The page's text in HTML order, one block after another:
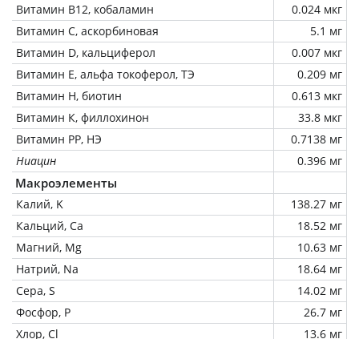
Витамин В12, кобаламин
0.024 мкг
Витамин C, аскорбиновая
5.1 мг
Витамин D, кальциферол
0.007 мкг
Витамин Е, альфа токоферол, ТЭ
0.209 мг
Витамин Н, биотин
0.613 мкг
Витамин К, филлохинон
33.8 мкг
Витамин РР, НЭ
0.7138 мг
Ниацин
0.396 мг
Макроэлементы
Калий, K
138.27 мг
Кальций, Ca
18.52 мг
Магний, Mg
10.63 мг
Натрий, Na
18.64 мг
Сера, S
14.02 мг
Фосфор, P
26.7 мг
Хлор, Cl
13.6 мг